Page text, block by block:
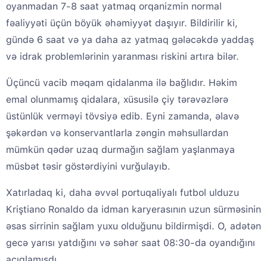
oyanmadan 7-8 saat yatmaq orqanizmin normal
fəaliyyəti üçün böyük əhəmiyyət daşıyır. Bildirilir ki,
gündə 6 saat və ya daha az yatmaq gələcəkdə yaddaş
və idrak problemlərinin yaranması riskini artıra bilər.
Üçüncü vacib məqam qidalanma ilə bağlıdır. Həkim
emal olunmamış qidalara, xüsusilə çiy tərəvəzlərə
üstünlük verməyi tövsiyə edib. Eyni zamanda, əlavə
şəkərdən və konservantlarla zəngin məhsullardan
mümkün qədər uzaq durmağın sağlam yaşlanmaya
müsbət təsir göstərdiyini vurğulayıb.
Xatırladaq ki, daha əvvəl portuqaliyalı futbol ulduzu
Kriştiano Ronaldo da idman karyerasının uzun sürməsinin
əsas sirrinin sağlam yuxu olduğunu bildirmişdi. O, adətən
gecə yarısı yatdığını və səhər saat 08:30-da oyandığını